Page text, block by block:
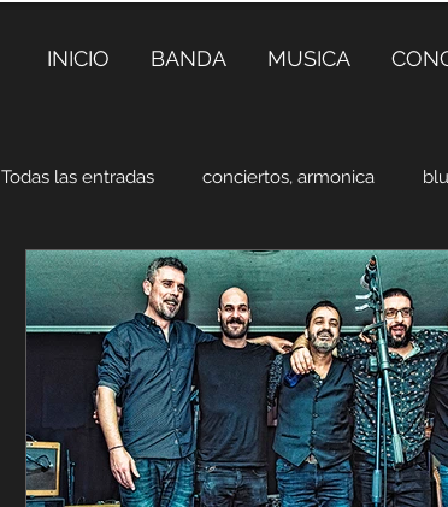
INICIO BANDA MUSICA
Todas las entradas conciertos, armonica